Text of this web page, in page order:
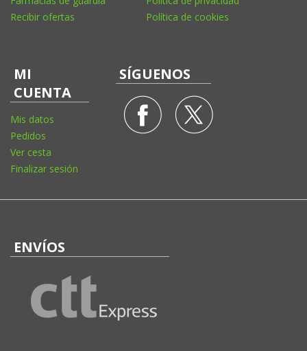
Recibir ofertas
Política de cookies
MI
CUENTA
Mis datos
Pedidos
Ver cesta
Finalizar sesión
SÍGUENOS
ENVÍOS